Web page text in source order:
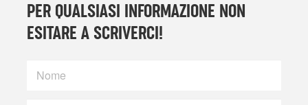
PER QUALSIASI INFORMAZIONE NON
ESITARE A SCRIVERCI!
Nome